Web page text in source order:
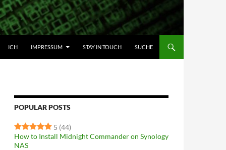
ICH
IMPRESSUM STAY IN TOUCH SUCHE
POPULAR POSTS
5 (44)
How to Install Midnight Commander on Synology
NAS